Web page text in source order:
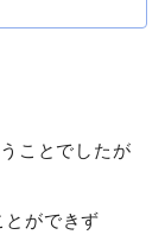
ことでしたが
とができず